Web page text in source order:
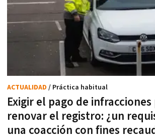
Exigir el pago de infracciones
renovar el registro: ¿un
una coacción con fines
ACTUALIDAD / Práctica habitual